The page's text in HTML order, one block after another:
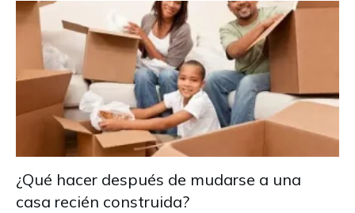
¿Qué hacer después de mudarse a una
casa recién construida?